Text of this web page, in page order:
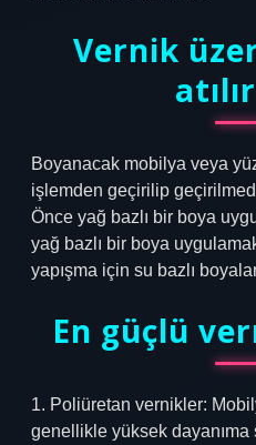
Vernik
Boyanacak mobilya veya
işlemden geçirilip
Önce yağ bazlı bir boya
yağ bazlı bir boya
yapışma için su bazlı
En güçlü
1. Poliüretan vernikler:
genellikle yüksek